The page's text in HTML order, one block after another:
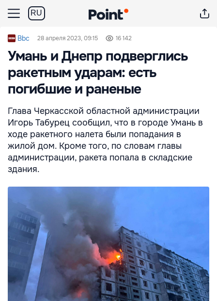
RU
Bbc 28 апреля 2023, 09:15 16 142
Умань и Днепр подверглись
ракетным ударам: есть
погибшие и раненые
Глава Черкасской областной администрации
Игорь Табурец сообщил, что в городе Умань в
ходе ракетного налета были попадания в
жилой дом. Кроме того, по словам главы
администрации, ракета попала в складские
здания.